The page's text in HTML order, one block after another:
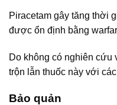
Piracetam gây tăng thời
được ổn định bằng
Do không có nghiên cứu
trộn lẫn thuốc này với
Bảo quản